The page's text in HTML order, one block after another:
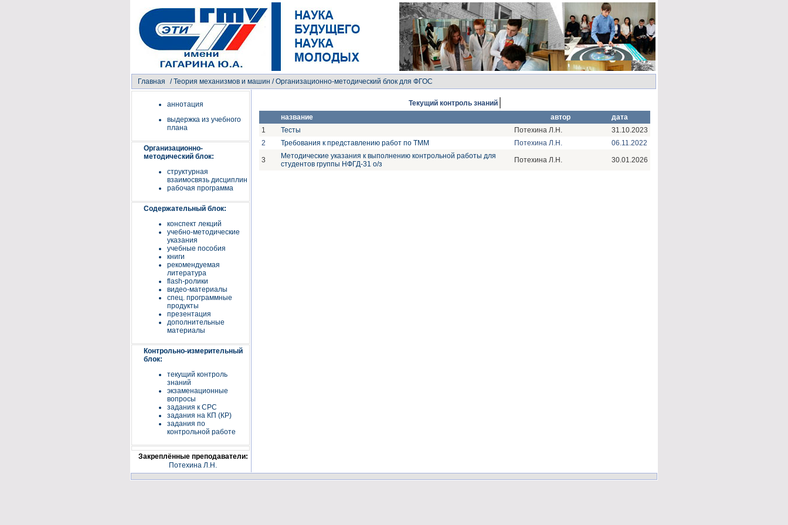
Главная /Теория механизмов и машин / Организационно-методический блок для ФГОС
аннотация
выдержка из учебного
плана
Организационно-
методический блок:
структурная
взаимосвязь дисциплин
рабочая программа
Содержательный блок:
конспект лекций
учебно-методические
указания
учебные пособия
книги
рекомендуемая
литература
flash-ролики
видео-материалы
спец. программные
продукты
презентация
дополнительные
материалы
Контрольно-измерительный
блок:
текущий контроль
знаний
экзаменационные
вопросы
задания к СРС
задания на КП (КР)
задания по
контрольной работе
Закреплённые преподаватели:
Потехина Л.Н.
Текущий контроль знаний
название
автор
дата
1
Тесты Потехина Л.Н.
31.10.2023
2
Требования к представлению работ по ТММ Потехина Л.Н. 06.11.2022
3
Методические указания к выполнению контрольной работы для
студентов группы НФГД-31 о/з
Потехина Л.Н. 30.01.2026